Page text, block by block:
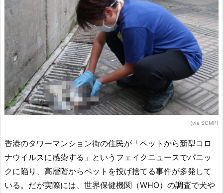
(via SCMP)
香港のタワーマンション街の住民が「ペットから新型コロ
ナウイルスに感染する」というフェイクニュースでパニッ
クに陥り、高層階からペットを投げ捨てる事件が多発して
いる。だが実際には、世界保健機関（WHO）の調査で犬や